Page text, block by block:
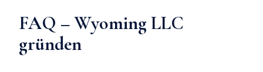
FAQ – Wyoming LLC
gründen